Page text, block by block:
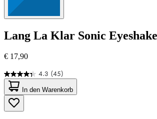
Lang La Klar Sonic
€ 17,90
4.3 (45)
4.3
von
5
Sternen.
45
In den Warenkorb